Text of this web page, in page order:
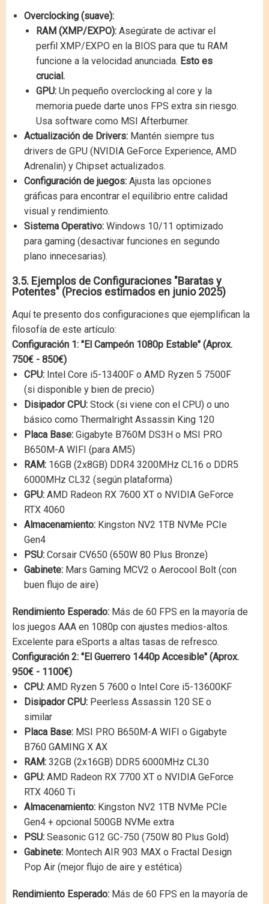
Overclocking (suave):
RAM (XMP/EXPO): Asegúrate de activar el
perfil XMP/EXPO en la BIOS para que tu RAM
funcione a la velocidad anunciada. Esto es
crucial.
GPU: Un pequeño overclocking al core y la
memoria puede darte unos FPS extra sin riesgo.
Usa software como MSI Afterburner.
Actualización de Drivers: Mantén siempre tus
drivers de GPU (NVIDIA GeForce Experience, AMD
Adrenalin) y Chipset actualizados.
Configuración de juegos: Ajusta las opciones
gráficas para encontrar el equilibrio entre calidad
visual y rendimiento.
Sistema Operativo: Windows 10/11 optimizado
para gaming (desactivar funciones en segundo
plano innecesarias).
3.5. Ejemplos de Configuraciones "Baratas y
Potentes" (Precios estimados en junio 2025)
Aquí te presento dos configuraciones que ejemplifican la
filosofía de este artículo:
Configuración 1: "El Campeón 1080p Estable" (Aprox.
750€ - 850€)
CPU: Intel Core i5-13400F o AMD Ryzen 5 7500F
(si disponible y bien de precio)
Disipador CPU: Stock (si viene con el CPU) o uno
básico como Thermalright Assassin King 120
Placa Base: Gigabyte B760M DS3H o MSI PRO
B650M-A WIFI (para AM5)
RAM: 16GB (2x8GB) DDR4 3200MHz CL16 o DDR5
6000MHz CL32 (según plataforma)
GPU: AMD Radeon RX 7600 XT o NVIDIA GeForce
RTX 4060
Almacenamiento: Kingston NV2 1TB NVMe PCIe
Gen4
PSU: Corsair CV650 (650W 80 Plus Bronze)
Gabinete: Mars Gaming MCV2 o Aerocool Bolt (con
buen flujo de aire)
Rendimiento Esperado: Más de 60 FPS en la mayoría de
los juegos AAA en 1080p con ajustes medios-altos.
Excelente para eSports a altas tasas de refresco.
Configuración 2: "El Guerrero 1440p Accesible" (Aprox.
950€ - 1100€)
CPU: AMD Ryzen 5 7600 o Intel Core i5-13600KF
Disipador CPU: Peerless Assassin 120 SE o
similar
Placa Base: MSI PRO B650M-A WIFI o Gigabyte
B760 GAMING X AX
RAM: 32GB (2x16GB) DDR5 6000MHz CL30
GPU: AMD Radeon RX 7700 XT o NVIDIA GeForce
RTX 4060 Ti
Almacenamiento: Kingston NV2 1TB NVMe PCIe
Gen4 + opcional 500GB NVMe extra
PSU: Seasonic G12 GC-750 (750W 80 Plus Gold)
Gabinete: Montech AIR 903 MAX o Fractal Design
Pop Air (mejor flujo de aire y estética)
Rendimiento Esperado: Más de 60 FPS en la mayoría de